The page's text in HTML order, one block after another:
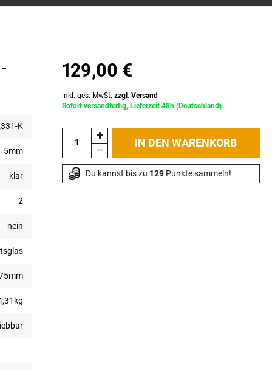
K
5mm
klar
2
nein
129,00 €
inkl. ges. MwSt. zzgl. Versand
Sofort versandfertig, Lieferzeit 48h (Deutschland)
IN DEN WARENKORB
Du kannst bis zu 129 Punkte sammeln!